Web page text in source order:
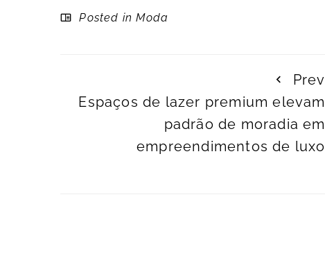
Posted inModa
Prev
Espaços de lazer premium elevam
padrão de moradia em
empreendimentos de luxo